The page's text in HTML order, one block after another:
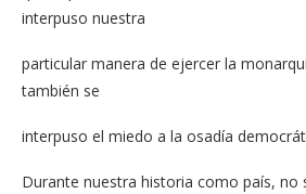
interpuso nuestra
particular manera de ejercer la
también se
interpuso el miedo a la osadía
Durante nuestra historia como país, no